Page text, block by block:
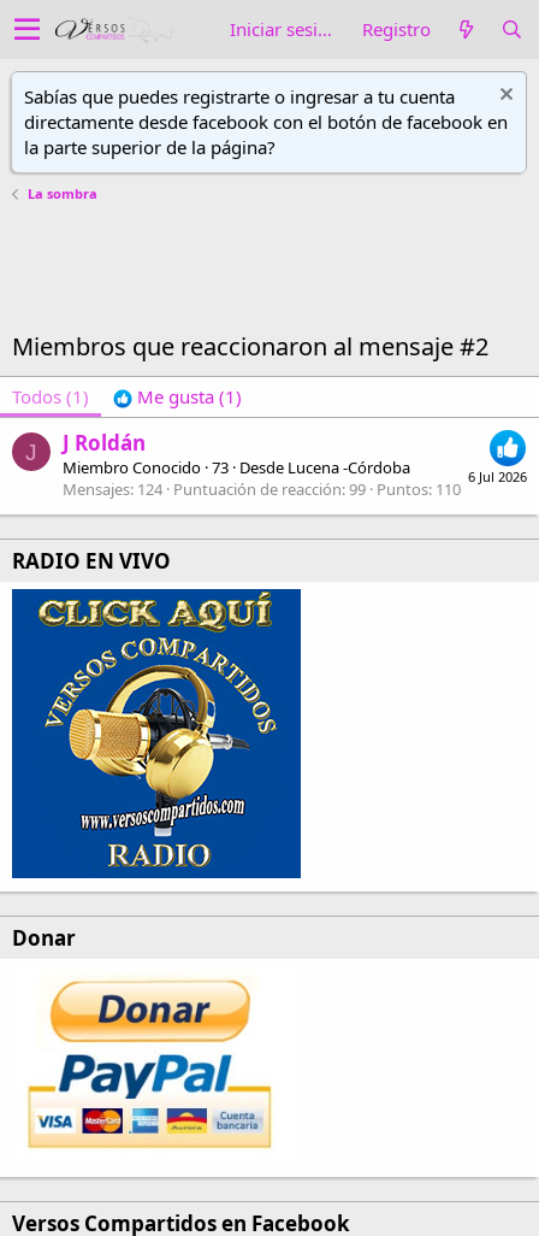
Iniciar sesión Registro
Sabías que puedes registrarte o ingresar a tu cuenta
directamente desde facebook con el botón de facebook en
la parte superior de la página?
La sombra
Miembros que reaccionaron al mensaje #2
Todos (1) Me gusta (1)
J
6 Jul 2026
J Roldán
Miembro Conocido ·73 · Desde Lucena -Córdoba
Mensajes 124 Puntuación de reacción 99 Puntos 110
RADIO EN VIVO
Donar
Versos Compartidos en Facebook